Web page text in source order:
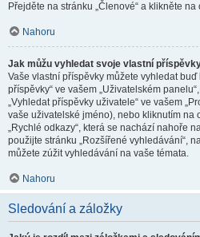
Přejděte na stránku „Členové“ a klikněte na
Nahoru
Jak můžu vyhledat svoje vlastní
Vaše vlastní příspěvky můžete vyhledat
příspěvky“ ve vašem „Uživatelském
„Vyhledat příspěvky uživatele“ ve vašem
vaše uživatelské jméno), nebo kliknutím na
„Rychlé odkazy“, která se nachází nahoře
použijte stránku „Rozšířené vyhledávání“,
můžete zúžit vyhledávání na vaše témata.
Nahoru
Sledování a záložky